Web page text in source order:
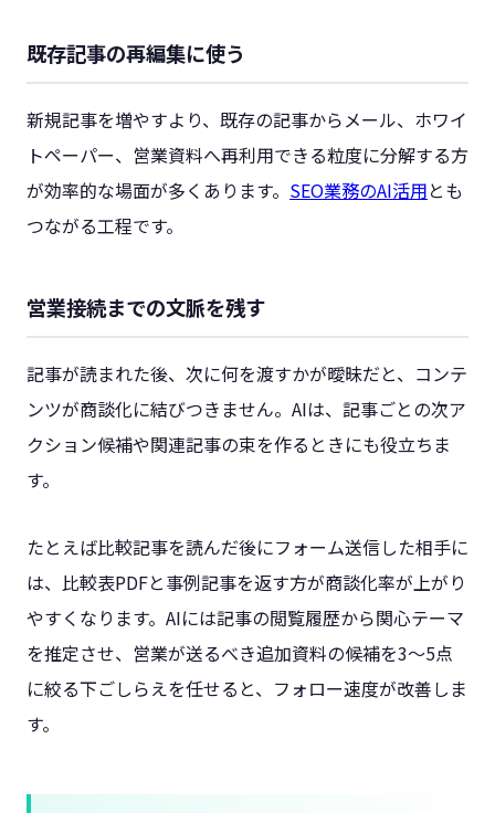
既存記事の再編集に使う
新規記事を増やすより、既存の記事からメール、ホワイ
トペーパー、営業資料へ再利用できる粒度に分解する方
が効率的な場面が多くあります。 SEO業務のAI活用とも
つながる工程です。
営業接続までの文脈を残す
記事が読まれた後、次に何を渡すかが曖昧だと、コンテ
ンツが商談化に結びつきません。AIは、記事ごとの次ア
クション候補や関連記事の束を作るときにも役立ちま
す。
たとえば比較記事を読んだ後にフォーム送信した相手に
は、比較表PDFと事例記事を返す方が商談化率が上がり
やすくなります。AIには記事の閲覧履歴から関心テーマ
を推定させ、営業が送るべき追加資料の候補を3〜5点
に絞る下ごしらえを任せると、フォロー速度が改善しま
す。